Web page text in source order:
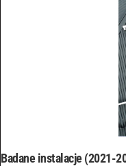
Badane instalacje (2021-